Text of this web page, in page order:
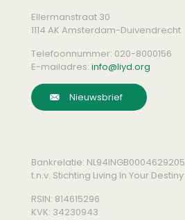
Ellermanstraat 30
1114 AK Amsterdam-Duivendrecht
Telefoonnummer: 020-8000156
E-mailadres: info@liyd.org
Nieuwsbrief
Bankrelatie: NL94INGB0004629205
t.n.v. Stichting Living In Your Destiny
RSIN: 814615296
KVK: 34230943